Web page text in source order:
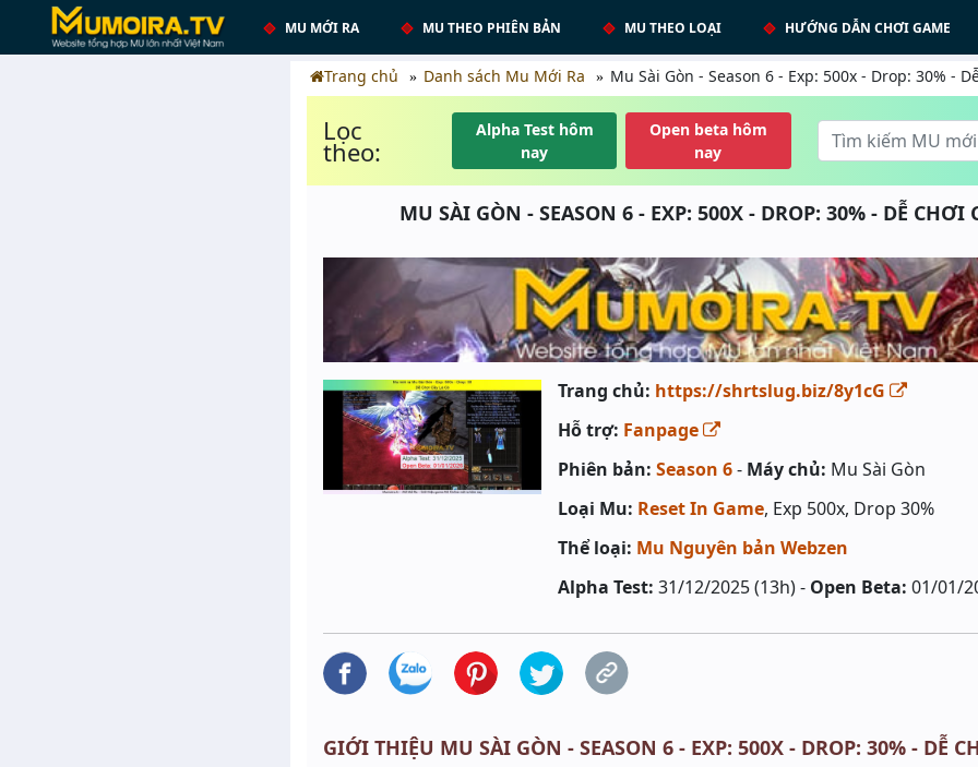
MU MỚI RA MU THEO PHIÊN BẢN MU THEO LOẠI HƯỚNG DẪN CHƠI GAME
Trang chủ Danh sách Mu Mới Ra Mu Sài Gòn - Season 6 - Exp: 500x - Drop: 30% -
Lọc
theo:
Alpha Test hôm
nay
Open beta hôm
nay
MU SÀI GÒN - SEASON 6 - EXP: 500X - DROP: 30% - DỄ CHƠI
Trang chủ: https://shrtslug.biz/8y1cG
Hỗ trợ: Fanpage
Phiên bản: Season 6- Máy chủ: Mu Sài Gòn
Loại Mu: Reset In Game, Exp 500x, Drop 30%
Thể loại: Mu Nguyên bản Webzen
Alpha Test: 31/12/2025 (13h) - Open Beta: 01/01/
GIỚI THIỆU MU SÀI GÒN - SEASON 6 - EXP: 500X - DROP: 30% - DỄ